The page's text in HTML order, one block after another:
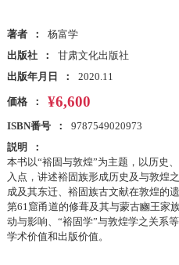
著者
杨富学
出版社
甘肃文化出版社
出版年月日
2020.11
価格 ¥6,600
ISBN番号
9787549020973
説明
本书以“裕固与敦煌”为主题，以历史
入点，讲述裕固族形成历史及与敦煌
成及其东迁、裕固族古文献在敦煌的
第61窟甬道的修葺及其与蒙古豳王家
动与影响、“裕固学”与敦煌学之关系
学术价值和出版价值。